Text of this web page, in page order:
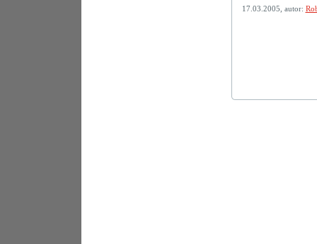
17.03.2005, autor: